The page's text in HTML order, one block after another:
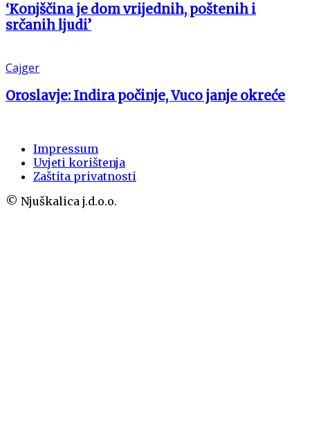
‘Konjščina je dom vrijednih, poštenih i
srčanih ljudi’
Cajger
Oroslavje: Indira počinje, Vuco janje okreće
Impressum
Uvjeti korištenja
Zaštita privatnosti
© Njuškalica j.d.o.o.